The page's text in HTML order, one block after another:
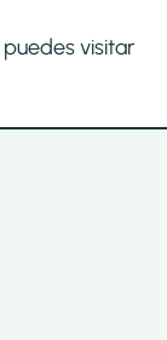
puedes visitar